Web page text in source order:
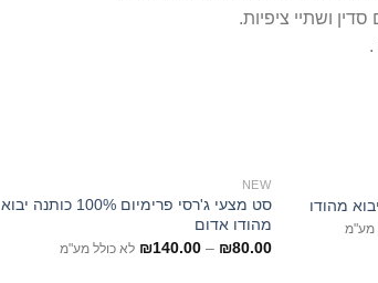
ושתיי ציפיות.
.
מע"מ
NEW
סט מצעי ג'רסי פרימיום 100% כותנה יבוא
מהודו אדום
₪80.00
–
₪140.00 לא כולל מע"מ